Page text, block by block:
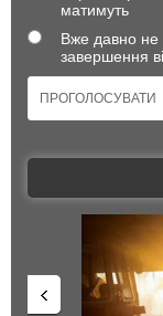
матимуть
Вже давно не
завершення